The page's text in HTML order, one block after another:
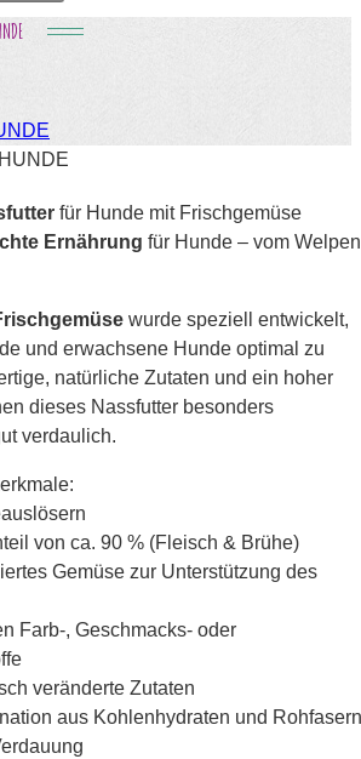
für Hunde mit Frischgemüse
Ernährung für Hunde – vom Welpen
wurde speziell entwickelt,
und erwachsene Hunde optimal zu
natürliche Zutaten und ein hoher
dieses Nassfutter besonders
verdaulich.
von ca. 90 % (Fleisch & Brühe)
Gemüse zur Unterstützung des
Farb-, Geschmacks- oder
veränderte Zutaten
aus Kohlenhydraten und Rohfasern